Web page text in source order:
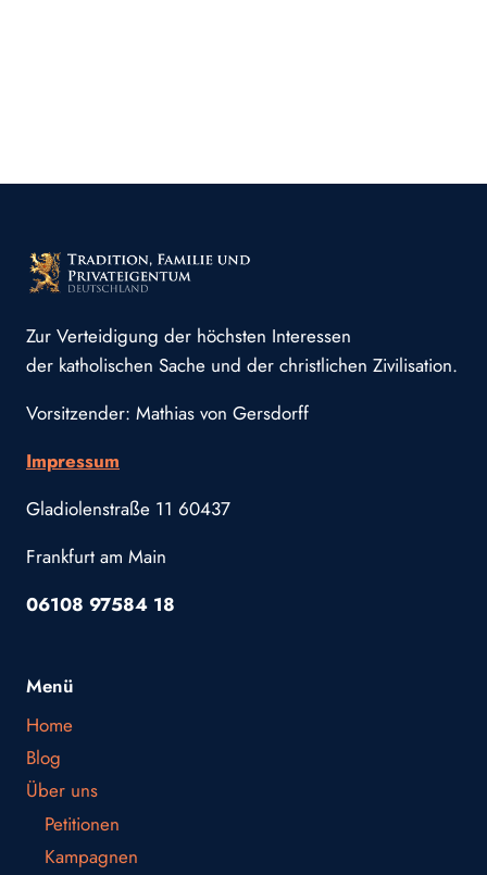
Zur Verteidigung der höchsten Interessen
der katholischen Sache und der christlichen Zivilisation.
Vorsitzender: Mathias von Gersdorff
Impressum
Gladiolenstraße 11 60437
Frankfurt am Main
06108 97584 18
Menü
Home
Blog
Über uns
Petitionen
Kampagnen